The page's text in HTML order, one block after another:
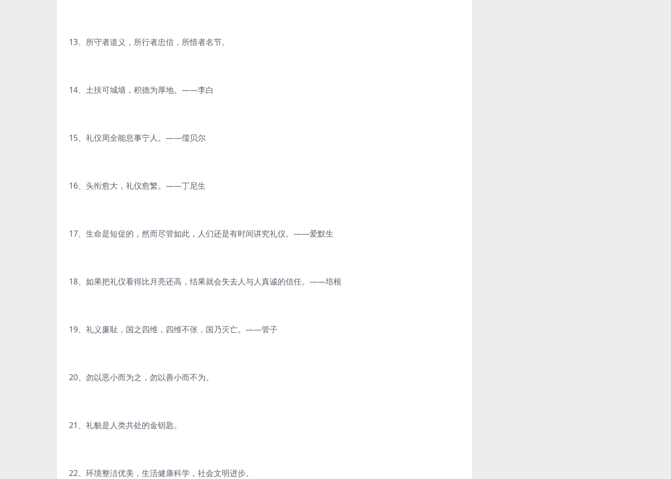
13、所守者道义，所行者忠信，所惜者名节。
14、土扶可城墙，积德为厚地。——李白
15、礼仪周全能息事宁人。——儒贝尔
16、头衔愈大，礼仪愈繁。——丁尼生
17、生命是短促的，然而尽管如此，人们还是有时间讲究礼仪。——爱默生
18、如果把礼仪看得比月亮还高，结果就会失去人与人真诚的信任。——培根
19、礼义廉耻，国之四维，四维不张，国乃灭亡。——管子
20、勿以恶小而为之，勿以善小而不为。
21、礼貌是人类共处的金钥匙。
22、环境整洁优美，生活健康科学，社会文明进步。